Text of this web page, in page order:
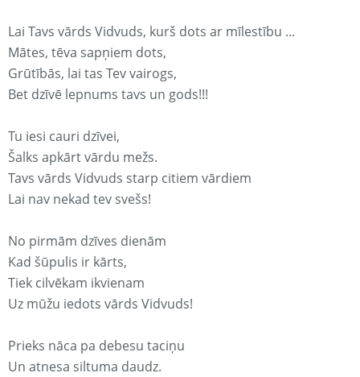
Lai Tavs vārds Vidvuds, kurš dots ar mīlestību ...
Mātes, tēva sapņiem dots,
Grūtībās, lai tas Tev vairogs,
Bet dzīvē lepnums tavs un gods!!!
Tu iesi cauri dzīvei,
Šalks apkārt vārdu mežs.
Tavs vārds Vidvuds starp citiem vārdiem
Lai nav nekad tev svešs!
No pirmām dzīves dienām
Kad šūpulis ir kārts,
Tiek cilvēkam ikvienam
Uz mūžu iedots vārds Vidvuds!
Prieks nāca pa debesu taciņu
Un atnesa siltuma daudz.